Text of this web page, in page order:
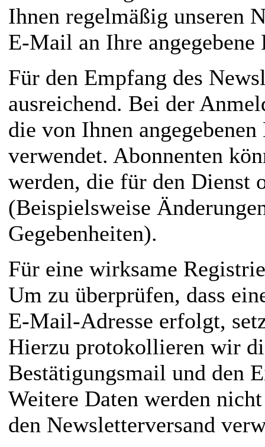
Ihnen regelmäßig unseren
E-Mail an Ihre
Für den Empfang des
ausreichend. Bei der
die von Ihnen
verwendet. Abonnenten
werden, die für den Dienst
(Beispielsweise
Gegebenheiten).
Für eine wirksame
Um zu überprüfen, dass
E-Mail-Adresse erfolgt,
Hierzu protokollieren wir
Bestätigungsmail und den
Weitere Daten werden
den Newsletterversand